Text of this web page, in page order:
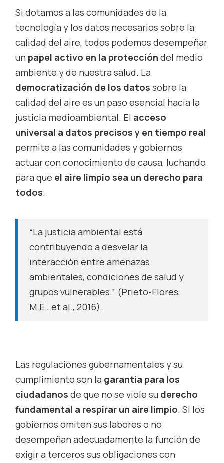
Si dotamos a las comunidades de la
tecnología y los datos necesarios sobre la
calidad del aire, todos podemos desempeñar
un papel activo en la protección del medio
ambiente y de nuestra salud. La
democratización de los datos sobre la
calidad del aire es un paso esencial hacia la
justicia medioambiental. El acceso
universal a datos precisos y en tiempo real
permite a las comunidades y gobiernos
actuar con conocimiento de causa, luchando
para que el aire limpio sea un derecho para
todos.
“La justicia ambiental está
contribuyendo a desvelar la
interacción entre amenazas
ambientales, condiciones de salud y
grupos vulnerables.” (Prieto-Flores,
M.E., et al., 2016).
Las regulaciones gubernamentales y su
cumplimiento son la garantía para los
ciudadanos de que no se viole su derecho
fundamental a respirar un aire limpio. Si los
gobiernos omiten sus labores o no
desempeñan adecuadamente la función de
exigir a terceros sus obligaciones con